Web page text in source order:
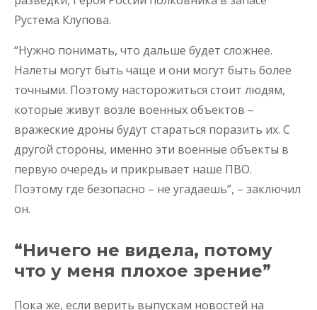
Рустема Клупова.
“Нужно понимать, что дальше будет сложнее.
Налеты могут быть чаще и они могут быть более
точными. Поэтому насторожиться стоит людям,
которые живут возле военных объектов –
вражеские дроны будут стараться поразить их. С
другой стороны, именно эти военные объекты в
первую очередь и прикрывает наше ПВО.
Поэтому где безопасно – не угадаешь”, – заключил
он.
“Ничего не видела, потому
что у меня плохое зрение”
Пока же, если верить выпускам новостей на